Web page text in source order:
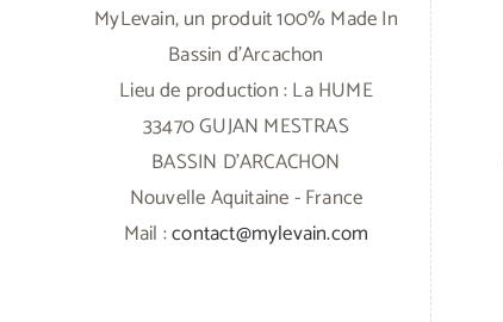
MyLevain, un produit 100% Made In
Bassin d'Arcachon
Lieu de production : La HUME
33470 GUJAN MESTRAS
BASSIN D'ARCACHON
Nouvelle Aquitaine - France
Mail :contact@mylevain.com